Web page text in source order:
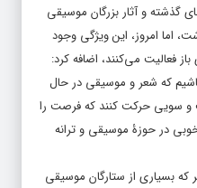
اما امروز، این ویژگی وجود
فعالیت می‌کنند، اضافه کرد:
باشیم که شعر و موسیقی در حال
حرکت کنند که فرصت را
خوبی در حوزۀ موسیقی و ترانه
که بسیاری از ستارگان موسیقی
در حوزۀ پاپ در میانۀ سال‌های دهه‌های ۷۰ و ۸۰ خوش درخشیدند و